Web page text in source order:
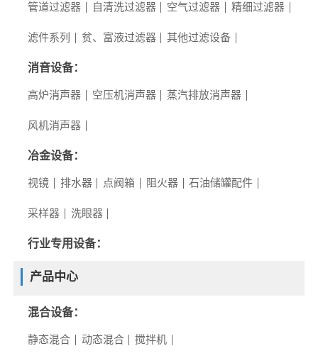
管道过滤器 自清洗过滤器 空气过滤器 精细过滤器
滤件系列 贫、富液过滤器 其他过滤设备
消音设备：
高炉消声器 空压机消声器 蒸汽排放消声器
风机消声器
冶金设备：
视镜 排水器 点阀箱 阻火器 石油储罐配件
采样器 洗眼器
行业专用设备：
产品中心
混合设备：
静态混合 动态混合 搅拌机